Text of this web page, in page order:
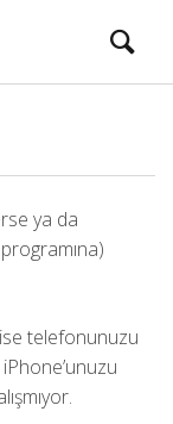
ya da
telefonunuzu